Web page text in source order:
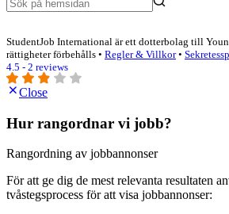
StudentJob International är ett dotterbolag till
rättigheter förbehålls • Regler & Villkor•
4.5 - 2 reviews
Close
Hur rangordnar vi jobb?
Rangordning av jobbannonser
För att ge dig de mest relevanta resultaten
tvåstegsprocess för att visa jobbannonser: